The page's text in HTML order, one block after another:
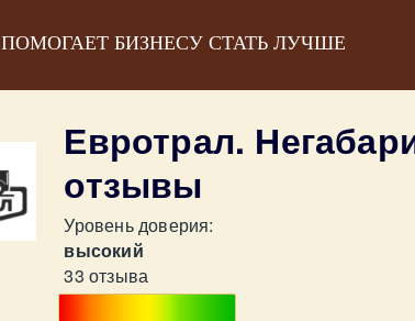
ПОМОГАЕТ БИЗНЕСУ СТАТЬ ЛУЧШЕ
Евротрал.
отзывы
Уровень доверия:
высокий
33 отзыва